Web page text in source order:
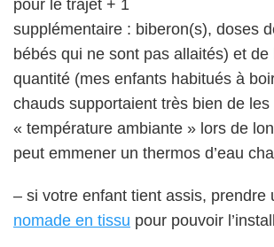
pour le trajet + 1
supplémentaire : biberon(s), doses
bébés qui ne sont pas allaités) et de
quantité (mes enfants habitués à
chauds supportaient très bien de les
« température ambiante » lors de
peut emmener un thermos d’eau
– si votre enfant tient assis, prendre
nomade en tissu pour pouvoir